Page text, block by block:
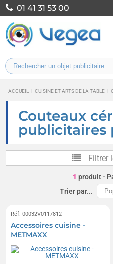
01 41 31 53 00
ACCUEIL | CUISINE ET ARTS DE LA TABLE |
Couteaux
publicitaires
Filtrer
1 produit-
Trier par...
Réf. 00032V0117812
Accessoires cuisine -
METMAXX